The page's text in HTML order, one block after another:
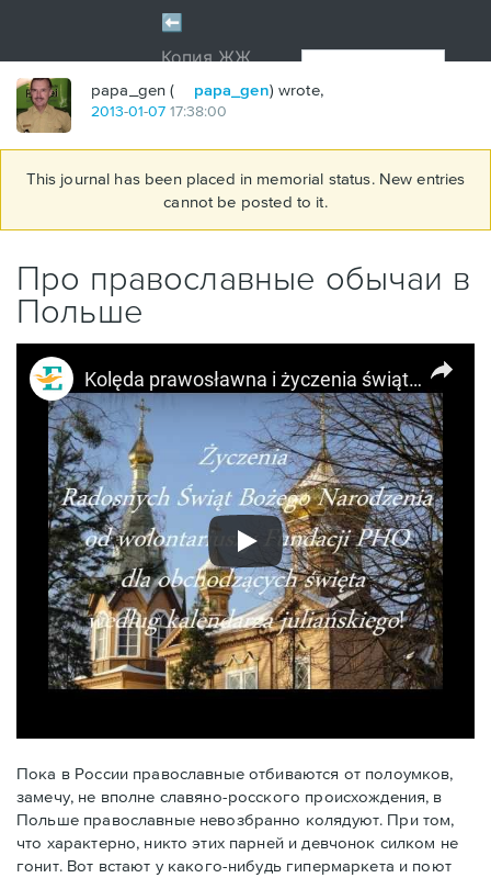
papa_gen ( papa_gen) wrote,
2013-01-07 17:38:00
This journal has been placed in memorial status. New entries
cannot be posted to it.
Про православные обычаи в
Польше
Пока в России православные отбиваются от полоумков,
замечу, не вполне славяно-росского происхождения, в
Польше православные невозбранно колядуют. При том,
что характерно, никто этих парней и девчонок силком не
гонит. Вот встают у какого-нибудь гипермаркета и поют